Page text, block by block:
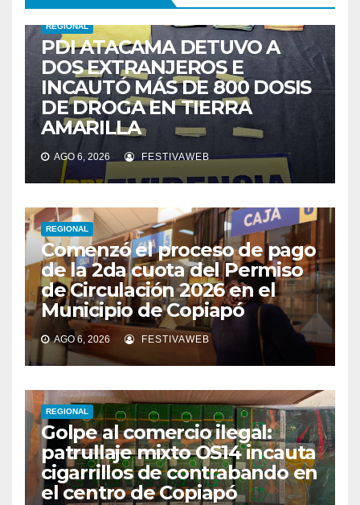
REGIONAL
PDI ATACAMA DETUVO A
DOS EXTRANJEROS E
INCAUTÓ MÁS DE 800 DOSIS
DE DROGA EN TIERRA
AMARILLA
AGO 6, 2026 FESTIVAWEB
REGIONAL
Comenzó el proceso de pago
de la 2da cuota del Permiso
de Circulación 2026 en el
Municipio de Copiapó
AGO 6, 2026 FESTIVAWEB
REGIONAL
Golpe al comercio ilegal:
patrullaje mixto OS14 incauta
cigarrillos de contrabando en
el centro de Copiapó